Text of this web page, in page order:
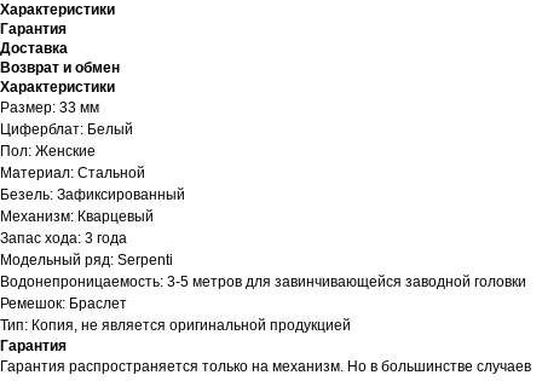
Характеристики
Гарантия
Доставка
Возврат и обмен
Характеристики
Размер: 33 мм
Циферблат: Белый
Пол: Женские
Материал: Стальной
Безель: Зафиксированный
Механизм: Кварцевый
Запас хода: 3 года
Модельный ряд: Serpenti
Водонепроницаемость: 3-5 метров для завинчивающейся заводной головки
Ремешок: Браслет
Тип: Копия, не является оригинальной продукцией
Гарантия
Гарантия распространяется только на механизм. Но в большинстве случаев